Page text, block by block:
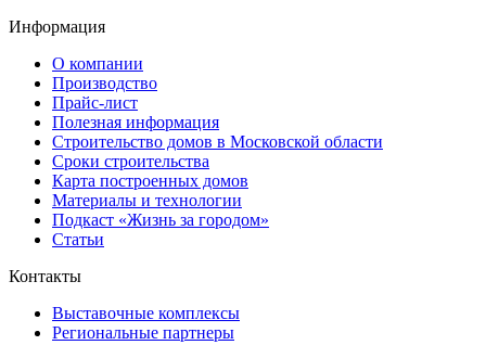
Информация
О компании
Производство
Прайс-лист
Полезная информация
Строительство домов в Московской области
Сроки строительства
Карта построенных домов
Материалы и технологии
Подкаст «Жизнь за городом»
Статьи
Контакты
Выставочные комплексы
Региональные партнеры